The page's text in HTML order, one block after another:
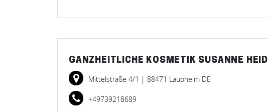
GANZHEITLICHE KOSMETIK SUSANNE HEID
Mittelstraße 4/1 | 88471 Laupheim DE
+49739218689